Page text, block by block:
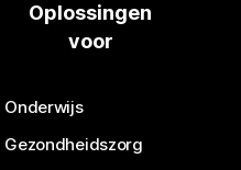
Oplossingen
voor
Onderwijs
Gezondheidszorg